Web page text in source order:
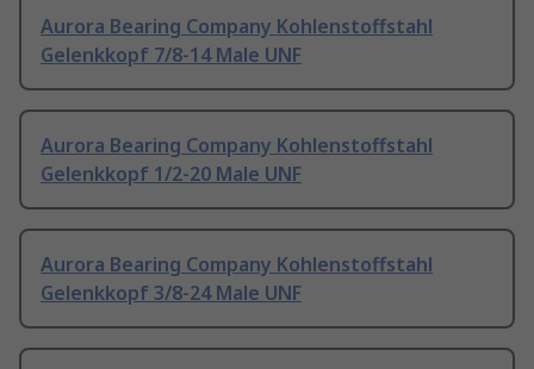
Aurora Bearing Company Kohlenstoffstahl
Gelenkkopf 7/8-14 Male UNF
Aurora Bearing Company Kohlenstoffstahl
Gelenkkopf 1/2-20 Male UNF
Aurora Bearing Company Kohlenstoffstahl
Gelenkkopf 3/8-24 Male UNF